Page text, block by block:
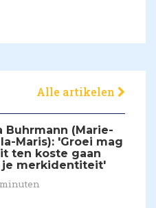
Alle artikelen
Buhrmann (Marie-
Maris): 'Groei mag
ten koste gaan
je merkidentiteit'
minuten